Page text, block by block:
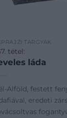
TÁRGYAK
tétel:
láda
Alföld, festett
eredeti